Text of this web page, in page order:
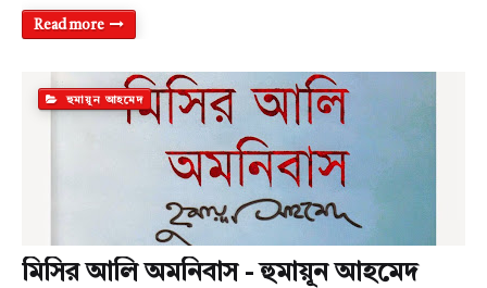
Read more
হুমায়ূন আহমেদ
মিসির আলি অমনিবাস - হুমায়ূন আহমেদ